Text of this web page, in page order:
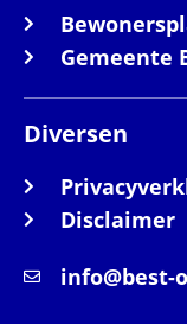
Gemeente
Diversen
Disclaimer
info@best-